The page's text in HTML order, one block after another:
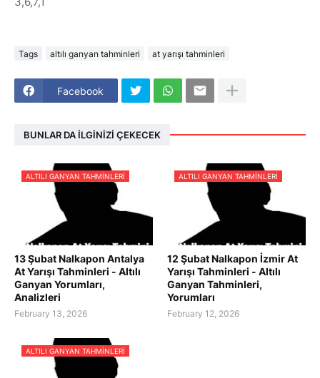
Tags altılı ganyan tahminleri at yarışı tahminleri
Facebook
BUNLAR DA İLGINIZI ÇEKECEK
ALTILI GANYAN TAHMINLERI
13 Şubat Nalkapon Antalya
At Yarışı Tahminleri - Altılı
Ganyan Yorumları,
Analizleri
February 13, 2026
ALTILI GANYAN TAHMINLERI
12 Şubat Nalkapon İzmir At
Yarışı Tahminleri - Altılı
Ganyan Tahminleri,
Yorumları
February 12, 2026
ALTILI GANYAN TAHMINLERI